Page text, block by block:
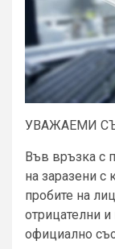
УВАЖАЕМИ
Във връзка с
на заразени с
пробите на
отрицателни
официално